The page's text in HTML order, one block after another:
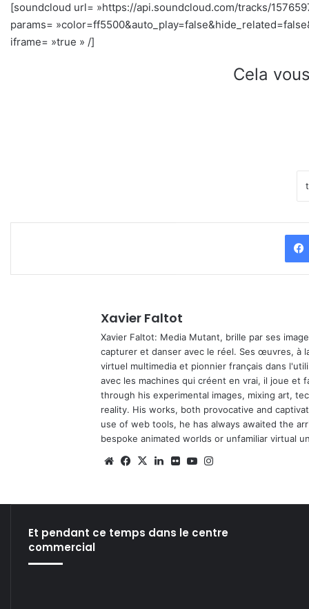
[soundcloud url= »https://api.soundcloud.com/tracks/
params=
iframe= »true » /]
Cela
Xavier Faltot
Xavier Faltot: Media Mutant, brille par ses
capturer et danser avec le réel. Ses œuvres, à
virtuel multimedia et pionnier français dans
avec les machines qui créent en vrai, il joue et
through his experimental images, mixing art,
reality. His works, both provocative and
use of web tools, he has always awaited the
bespoke animated worlds or unfamiliar virtual
We Fa
X
Lin Fli Yo
Et pendant ce temps dans le centre
commercial